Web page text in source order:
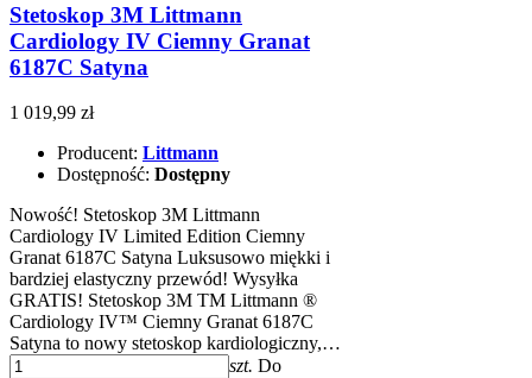
Stetoskop 3M Littmann
Cardiology IV Ciemny Granat
6187C Satyna
1 019,99 zł
Producent: Littmann
Dostępność: Dostępny
Nowość! Stetoskop 3M Littmann
Cardiology IV Limited Edition Ciemny
Granat 6187C Satyna Luksusowo miękki i
bardziej elastyczny przewód! Wysyłka
GRATIS! Stetoskop 3M TM Littmann ®
Cardiology IV™ Ciemny Granat 6187C
Satyna to nowy stetoskop kardiologiczny,…
szt. Do